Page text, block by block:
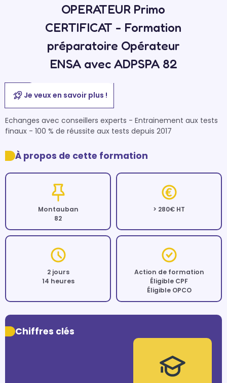
OPERATEUR Primo
CERTIFICAT - Formation
préparatoire Opérateur
ENSA avec ADPSPA 82
Je veux en savoir plus !
Echanges avec conseillers experts - Entrainement aux tests
finaux - 100 % de réussite aux tests depuis 2017
À propos de cette formation
Montauban
82
> 280€ HT
2 jours
14 heures
Action de formation
Éligible CPF
Éligible OPCO
Chiffres clés